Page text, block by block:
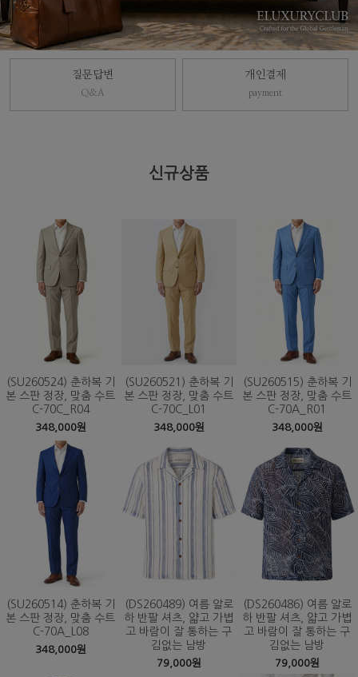
질문답변
Q&A
개인결제
payment
신규상품
(SU260524) 춘하복 기
본 스판 정장, 맞춤 수트
C-70C_R04
348,000원
(SU260521) 춘하복 기
본 스판 정장, 맞춤 수트
C-70C_L01
348,000원
(SU260515) 춘하복 기
본 스판 정장, 맞춤 수트
C-70A_R01
348,000원
(SU260514) 춘하복 기
본 스판 정장, 맞춤 수트
C-70A_L08
348,000원
(DS260489) 여름 알로
하 반팔 셔츠, 얇고 가볍
고 바람이 잘 통하는 구
김없는 남방
79,000원
(DS260486) 여름 알로
하 반팔 셔츠, 얇고 가볍
고 바람이 잘 통하는 구
김없는 남방
79,000원